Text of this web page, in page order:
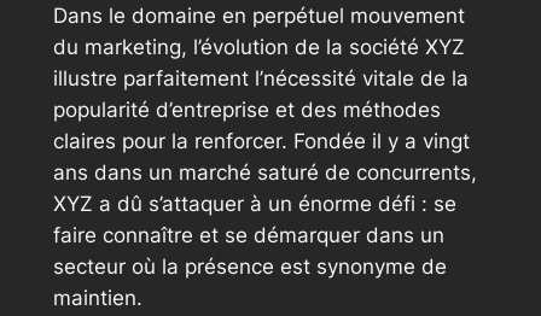
Dans le domaine en perpétuel mouvement
du marketing, l’évolution de la société XYZ
illustre parfaitement l’nécessité vitale de la
popularité d’entreprise et des méthodes
claires pour la renforcer. Fondée il y a vingt
ans dans un marché saturé de concurrents,
XYZ a dû s’attaquer à un énorme défi : se
faire connaître et se démarquer dans un
secteur où la présence est synonyme de
maintien.